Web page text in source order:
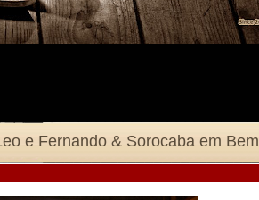
e Fernando & Sorocaba em Bem